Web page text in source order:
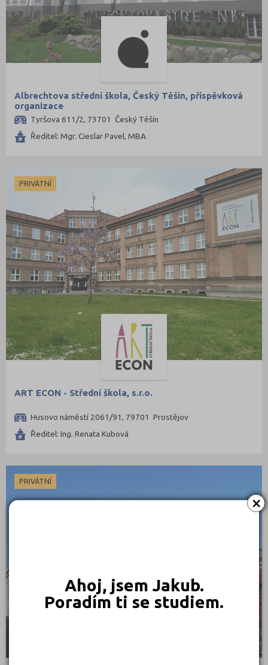
×
Ahoj, jsem Jakub.
Poradím ti se studiem.
Albrechtova střední škola, Český Těšín, příspěvková
organizace
Tyršova 611/2, 73701 Český Těšín
Ředitel: Mgr. Cieslar Pavel, MBA
PRIVÁTNÍ
ART ECON - Střední škola, s.r.o.
Husovo náměstí 2061/91, 79701 Prostějov
Ředitel: Ing. Renata Kubová
PRIVÁTNÍ